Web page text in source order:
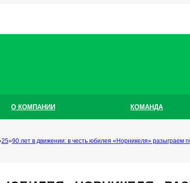
О КОМПАНИИ КОМАНДА
25 90 лет в движении: в честь юбилея «Норникеля» разыграем